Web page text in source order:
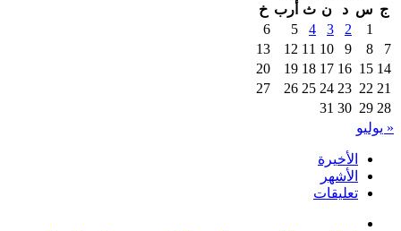
ج س د ن ث أرب خ
1
2
3
4
5
6
7
8
9
10
11
12
13
14
15
16
17
18
19
20
21
22
23
24
25
26
27
28
29
30
31
« يوليو
الأخيرة
الأشهر
تعليقات